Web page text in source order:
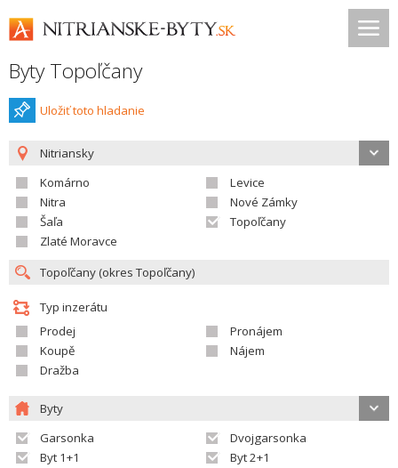
Byty Topoľčany
Uložiť toto hladanie
Nitriansky
Komárno
Levice
Nitra
Nové Zámky
Šaľa
Topoľčany
Zlaté Moravce
Typ inzerátu
Prodej
Pronájem
Koupě
Nájem
Dražba
Byty
Garsonka
Dvojgarsonka
Byt 1+1
Byt 2+1